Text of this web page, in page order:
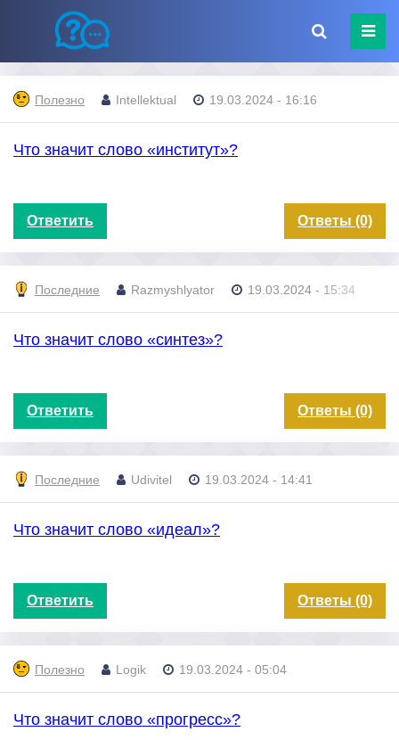
Полезно Intellektual 19.03.2024 - 16:16
Что значит слово «институт»?
Ответить Ответы (0)
Последние Razmyshlyator 19.03.2024 - 15:34
Что значит слово «синтез»?
Ответить Ответы (0)
Последние Udivitel 19.03.2024 - 14:41
Что значит слово «идеал»?
Ответить Ответы (0)
Полезно Logik 19.03.2024 - 05:04
Что значит слово «прогресс»?